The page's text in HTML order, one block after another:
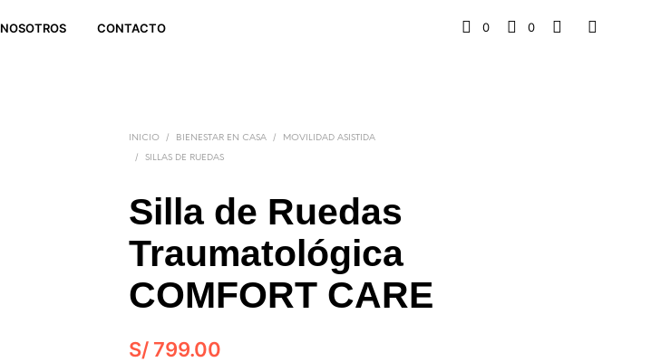
NOSOTROS CONTACTO 0 0
INICIO / BIENESTAR EN CASA / MOVILIDAD ASISTIDA
/ SILLAS DE RUEDAS
Silla de Ruedas
Traumatológica
COMFORT CARE
S/ 799.00